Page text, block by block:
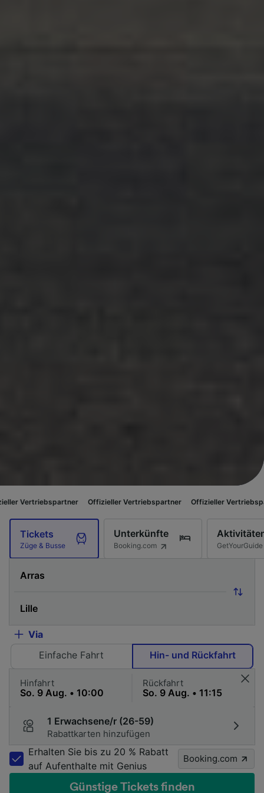
Offizieller Vertriebspartner Offizieller Vertriebspartner
Tickets
Züge & Busse
Unterkünfte
Booking.com GetYourGuide
Via
Einfache Fahrt
Hin- und Rückfahrt
Hinfahrt Rückfahrt
1 Erwachsene/r (26-59)
Rabattkarten hinzufügen
Erhalten Sie bis zu 20 % Rabatt
auf Aufenthalte mit Genius
Booking.com
Günstige Tickets finden